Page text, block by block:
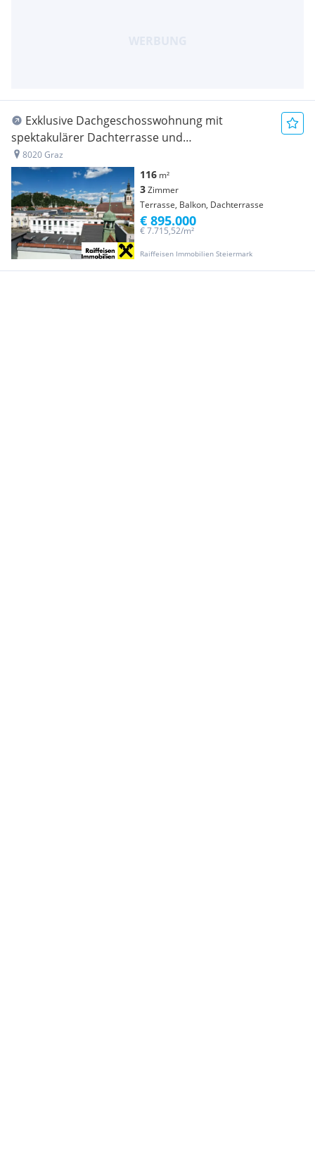
Exklusive Dachgeschosswohnung mit
spektakulärer Dachterrasse und
Schlossbergblick
8020 Graz
116 m²
3Zimmer
Terrasse, Balkon, Dachterrasse
Raiffeisen Immobilien Steiermark
€ 7.715,52/m²
€ 895.000